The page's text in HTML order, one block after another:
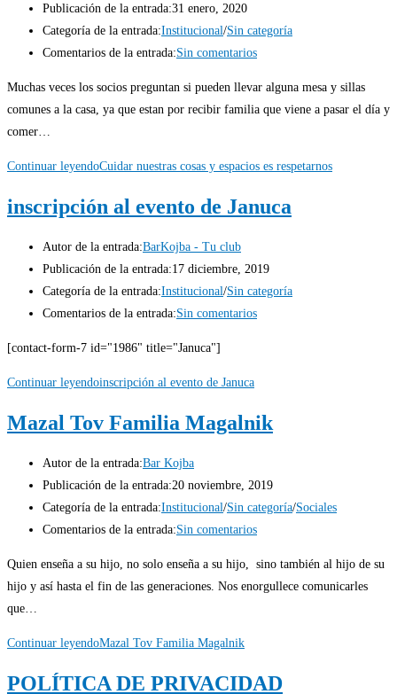
Publicación de la entrada:31 enero, 2020
Categoría de la entrada:Institucional/Sin categoría
Comentarios de la entrada:Sin comentarios
Muchas veces los socios preguntan si pueden llevar alguna mesa y sillas
comunes a la casa, ya que estan por recibir familia que viene a pasar el día y
comer…
Continuar leyendoCuidar nuestras cosas y espacios es respetarnos
inscripción al evento de Januca
Autor de la entrada:BarKojba - Tu club
Publicación de la entrada:17 diciembre, 2019
Categoría de la entrada:Institucional/Sin categoría
Comentarios de la entrada:Sin comentarios
[contact-form-7 id="1986" title="Januca"]
Continuar leyendoinscripción al evento de Januca
Mazal Tov Familia Magalnik
Autor de la entrada:Bar Kojba
Publicación de la entrada:20 noviembre, 2019
Categoría de la entrada:Institucional/Sin categoría/Sociales
Comentarios de la entrada:Sin comentarios
Quien enseña a su hijo, no solo enseña a su hijo, sino también al hijo de su
hijo y así hasta el fin de las generaciones. Nos enorgullece comunicarles
que…
Continuar leyendoMazal Tov Familia Magalnik
POLÍTICA DE PRIVACIDAD